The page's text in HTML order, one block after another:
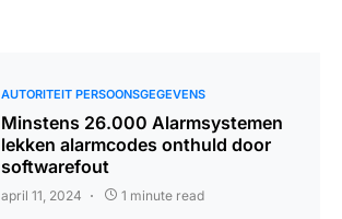
AUTORITEIT PERSOONSGEGEVENS
Minstens 26.000 Alarmsystemen
lekken alarmcodes onthuld door
softwarefout
april 11, 2024 1 minute read